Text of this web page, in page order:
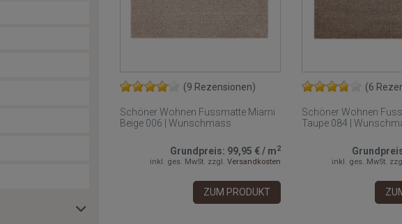
(9 Rezensionen)
Schöner Wohnen Fussmatte Miami
Beige 006 | Wunschmass
Grundpreis: 99,95 €/ m2
inkl. ges. MwSt. zzgl.Versandkosten
ZUM PRODUKT
(6
Schöner Wohnen
Taupe 084 |
inkl. ges. MwSt.